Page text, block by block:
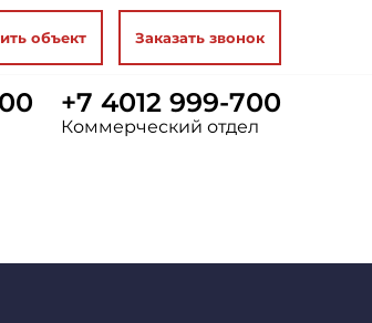
объект Заказать звонок
+7 4012 999-700
Коммерческий отдел